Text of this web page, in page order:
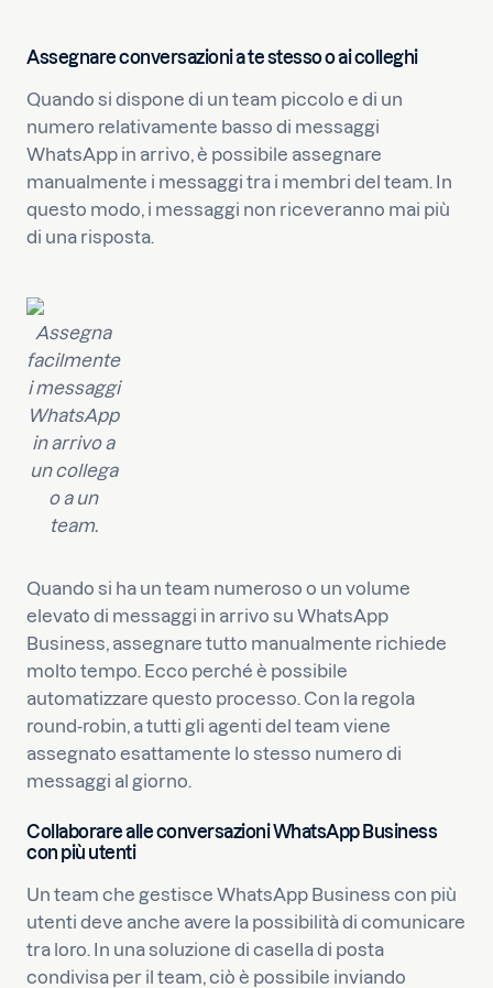
Assegnare conversazioni a te stesso o ai colleghi
Quando si dispone di un team piccolo e di un
numero relativamente basso di messaggi
WhatsApp in arrivo, è possibile assegnare
manualmente i messaggi tra i membri del team. In
questo modo, i messaggi non riceveranno mai più
di una risposta.
Assegna
facilmente
i messaggi
WhatsApp
in arrivo a
un collega
o a un
team.
Quando si ha un team numeroso o un volume
elevato di messaggi in arrivo su WhatsApp
Business, assegnare tutto manualmente richiede
molto tempo. Ecco perché è possibile
automatizzare questo processo. Con la regola
round-robin, a tutti gli agenti del team viene
assegnato esattamente lo stesso numero di
messaggi al giorno.
Collaborare alle conversazioni WhatsApp Business
con più utenti
Un team che gestisce WhatsApp Business con più
utenti deve anche avere la possibilità di comunicare
tra loro. In una soluzione di casella di posta
condivisa per il team, ciò è possibile inviando